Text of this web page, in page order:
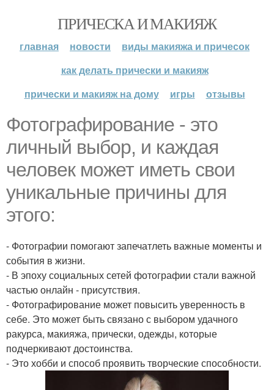
ПРИЧЕСКА И МАКИЯЖ
главная новости
виды макияжа и причесок
как делать прически и макияж
прически и макияж на дому
игры отзывы
Фотографирование - это
личный выбор, и каждая
человек может иметь свои
уникальные причины для
этого:
- Фотографии помогают запечатлеть важные моменты и
события в жизни.
- В эпоху социальных сетей фотографии стали важной
частью онлайн - присутствия.
- Фотографирование может повысить уверенность в
себе. Это может быть связано с выбором удачного
ракурса, макияжа, прически, одежды, которые
подчеркивают достоинства.
- Это хобби и способ проявить творческие способности.